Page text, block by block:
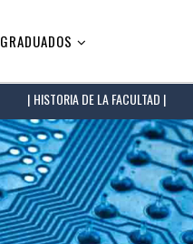
GRADUADOS
HISTORIA DE LA FACULTAD |